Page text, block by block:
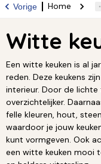
Vorige Home
Witte
Een witte keuken is al
reden. Deze keukens
interieur. Door de
overzichtelijker.
felle kleuren, hout,
waardoor je jouw
kunt vormgeven. Ook
een witte keuken mooi